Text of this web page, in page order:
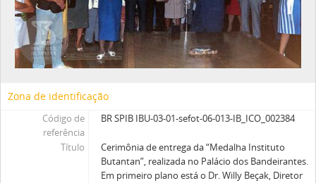
Zona de identificação
Código de
referência
BR SPIB IBU-03-01-sefot-06-013-IB_ICO_002384
Título
Cerimônia de entrega da “Medalha Instituto
Butantan”, realizada no Palácio dos Bandeirantes.
Em primeiro plano está o Dr. Willy Beçak, Diretor